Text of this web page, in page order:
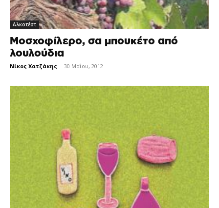
Αλκοτέστ
Μοσχοφίλερο, σα μπουκέτο από
λουλούδια
Νίκος Χατζάκης - 30 Μαΐου, 2012